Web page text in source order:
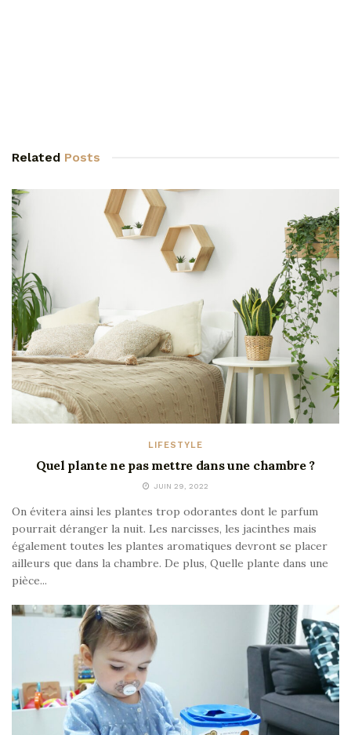
Related Posts
LIFESTYLE
Quel plante ne pas mettre dans une chambre ?
JUIN 29, 2022
On évitera ainsi les plantes trop odorantes dont le parfum
pourrait déranger la nuit. Les narcisses, les jacinthes mais
également toutes les plantes aromatiques devront se placer
ailleurs que dans la chambre. De plus, Quelle plante dans une
pièce...